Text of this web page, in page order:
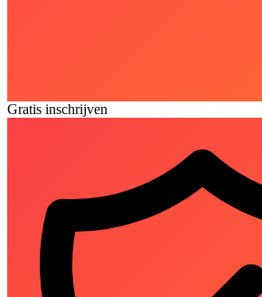
Gratis inschrijven